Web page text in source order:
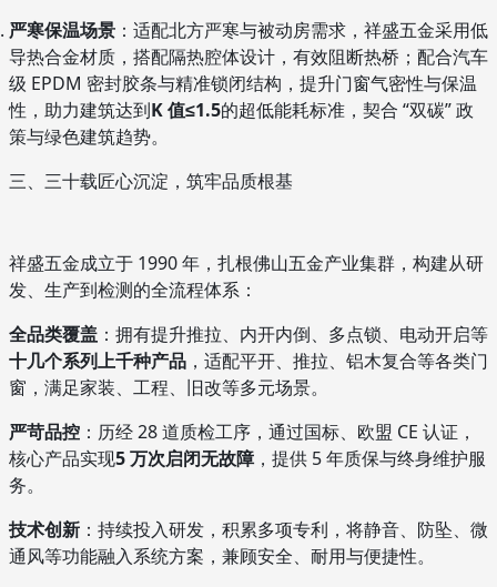
严寒保温场景 ：适配北方严寒与被动房需求，祥盛五金采用低
导热合金材质，搭配隔热腔体设计，有效阻断热桥；配合汽车
级 EPDM 密封胶条与精准锁闭结构，提升门窗气密性与保温
性，助力建筑达到K 值≤1.5的超低能耗标准，契合 “双碳” 政
策与绿色建筑趋势。
三、三十载匠心沉淀，筑牢品质根基
祥盛五金成立于 1990 年，扎根佛山五金产业集群，构建从研
发、生产到检测的全流程体系：
全品类覆盖 ：拥有提升推拉、内开内倒、多点锁、电动开启等
十几个系列上千种产品 ，适配平开、推拉、铝木复合等各类门
窗，满足家装、工程、旧改等多元场景。
严苛品控 ：历经 28 道质检工序，通过国标、欧盟 CE 认证，
核心产品实现5 万次启闭无故障，提供 5 年质保与终身维护服
务。
技术创新 ：持续投入研发，积累多项专利，将静音、防坠、微
通风等功能融入系统方案，兼顾安全、耐用与便捷性。